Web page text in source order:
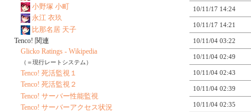
10/11/17 14:24
10/11/17 14:21
10/11/04 03:22
10/11/04 02:49
10/11/04 02:43
10/11/04 02:39
10/11/04 02:35
小野塚 小町
永江 衣玖
比那名居 天子
Tenco! 関連
Glicko Ratings - Wikipedia
（＝現行レートシステム）
Tenco! 死活監視１
Tenco! 死活監視２
Tenco! サーバー性能監視
Tenco! サーバーアクセス状況